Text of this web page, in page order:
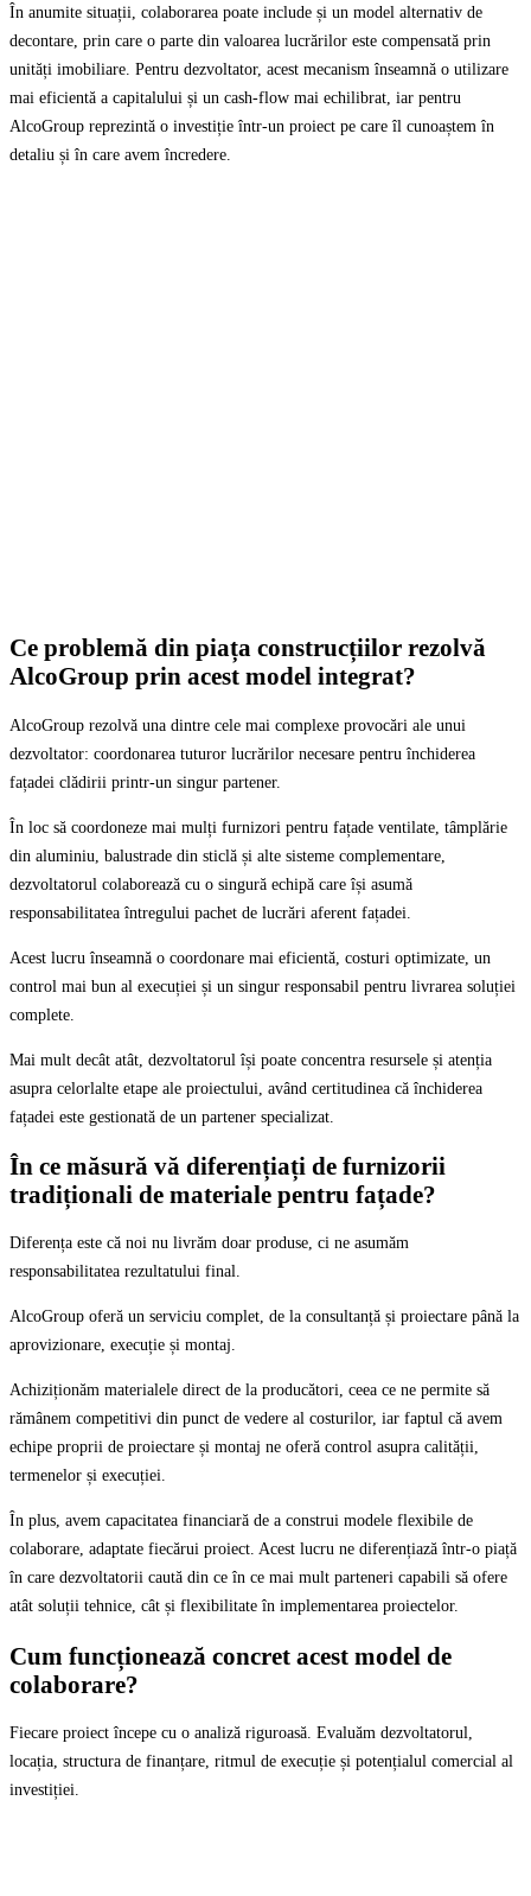
În anumite situații, colaborarea poate include și un model alternativ de
decontare, prin care o parte din valoarea lucrărilor este compensată prin
unități imobiliare. Pentru dezvoltator, acest mecanism înseamnă o utilizare
mai eficientă a capitalului și un cash-flow mai echilibrat, iar pentru
AlcoGroup reprezintă o investiție într-un proiect pe care îl cunoaștem în
detaliu și în care avem încredere.
Ce problemă din piața construcțiilor rezolvă
AlcoGroup prin acest model integrat?
AlcoGroup rezolvă una dintre cele mai complexe provocări ale unui
dezvoltator: coordonarea tuturor lucrărilor necesare pentru închiderea
fațadei clădirii printr-un singur partener.
În loc să coordoneze mai mulți furnizori pentru fațade ventilate, tâmplărie
din aluminiu, balustrade din sticlă și alte sisteme complementare,
dezvoltatorul colaborează cu o singură echipă care își asumă
responsabilitatea întregului pachet de lucrări aferent fațadei.
Acest lucru înseamnă o coordonare mai eficientă, costuri optimizate, un
control mai bun al execuției și un singur responsabil pentru livrarea soluției
complete.
Mai mult decât atât, dezvoltatorul își poate concentra resursele și atenția
asupra celorlalte etape ale proiectului, având certitudinea că închiderea
fațadei este gestionată de un partener specializat.
În ce măsură vă diferențiați de furnizorii
tradiționali de materiale pentru fațade?
Diferența este că noi nu livrăm doar produse, ci ne asumăm
responsabilitatea rezultatului final.
AlcoGroup oferă un serviciu complet, de la consultanță și proiectare până la
aprovizionare, execuție și montaj.
Achiziționăm materialele direct de la producători, ceea ce ne permite să
rămânem competitivi din punct de vedere al costurilor, iar faptul că avem
echipe proprii de proiectare și montaj ne oferă control asupra calității,
termenelor și execuției.
În plus, avem capacitatea financiară de a construi modele flexibile de
colaborare, adaptate fiecărui proiect. Acest lucru ne diferențiază într-o piață
în care dezvoltatorii caută din ce în ce mai mult parteneri capabili să ofere
atât soluții tehnice, cât și flexibilitate în implementarea proiectelor.
Cum funcționează concret acest model de
colaborare?
Fiecare proiect începe cu o analiză riguroasă. Evaluăm dezvoltatorul,
locația, structura de finanțare, ritmul de execuție și potențialul comercial al
investiției.